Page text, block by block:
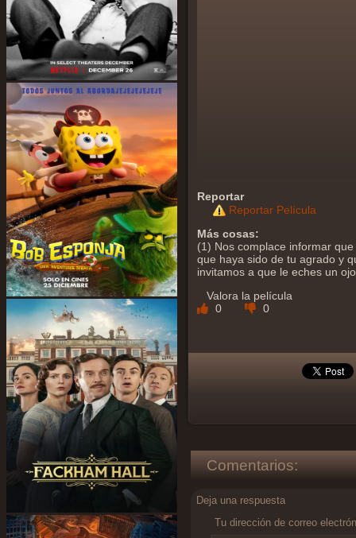
Reportar
Reportar Película
Más cosas:
(1) Nos complace informar
que haya sido de tu agrado y
invitamos a que le eches un
Valora la película
0
0
Comentarios:
Deja una respuesta
Tu dirección de correo